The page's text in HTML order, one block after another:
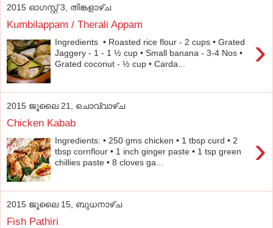
2015 ഓഗസ്റ്റ് 3, തിങ്കളാഴ്‌ച
Kumbilappam / Therali Appam
›
Ingredients • Roasted rice flour - 2 cups • Grated
Jaggery - 1 - 1 ½ cup • Small banana - 3-4 Nos •
Grated coconut - ½ cup • Carda...
2015 ജൂലൈ 21, ചൊവ്വാഴ്ച
Chicken Kabab
›
Ingredients: • 250 gms chicken • 1 tbsp curd • 2
tbsp cornflour • 1 inch ginger paste • 1 tsp green
chillies paste • 8 cloves ga...
2015 ജൂലൈ 15, ബുധനാഴ്‌ച
Fish Pathiri